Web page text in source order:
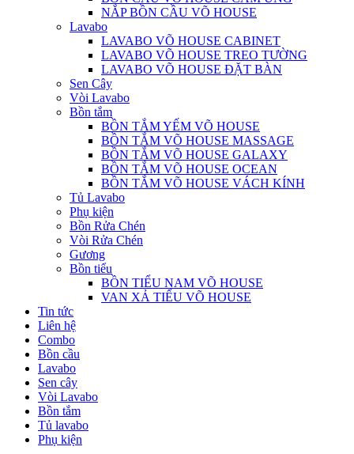
NẮP BỒN CẦU VÕ HOUSE
Lavabo
LAVABO VÕ HOUSE CABINET
LAVABO VÕ HOUSE TREO TƯỜNG
LAVABO VÕ HOUSE ĐẶT BÀN
Sen Cây
Vòi Lavabo
Bồn tắm
BỒN TẮM YẾM VÕ HOUSE
BỒN TẮM VÕ HOUSE MASSAGE
BỒN TẮM VÕ HOUSE GALAXY
BỒN TẮM VÕ HOUSE OCEAN
BỒN TẮM VÕ HOUSE VÁCH KÍNH
Tủ Lavabo
Phụ kiện
Bồn Rửa Chén
Vòi Rửa Chén
Gương
Bồn tiểu
BỒN TIỂU NAM VÕ HOUSE
VAN XẢ TIỂU VÕ HOUSE
Tin tức
Liên hệ
Combo
Bồn cầu
Lavabo
Sen cây
Vòi Lavabo
Bồn tắm
Tủ lavabo
Phụ kiện